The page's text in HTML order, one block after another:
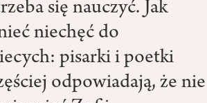
się nauczyć. Jak
niechęć do
pisarki i poetki
odpowiadają, że nie